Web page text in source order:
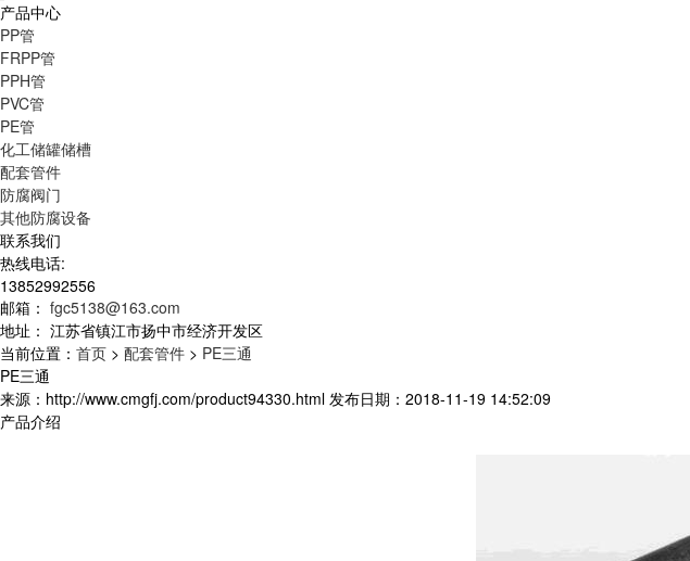
产品中心
PP管
FRPP管
PPH管
PVC管
PE管
化工储罐储槽
配套管件
防腐阀门
其他防腐设备
联系我们
热线电话:
13852992556
邮箱： fgc5138@163.com
地址： 江苏省镇江市扬中市经济开发区
当前位置： 首页 > 配套管件 > PE三通
PE三通
来源：http://www.cmgfj.com/product94330.html 发布日期：2018-11-19 14:52:09
产品介绍